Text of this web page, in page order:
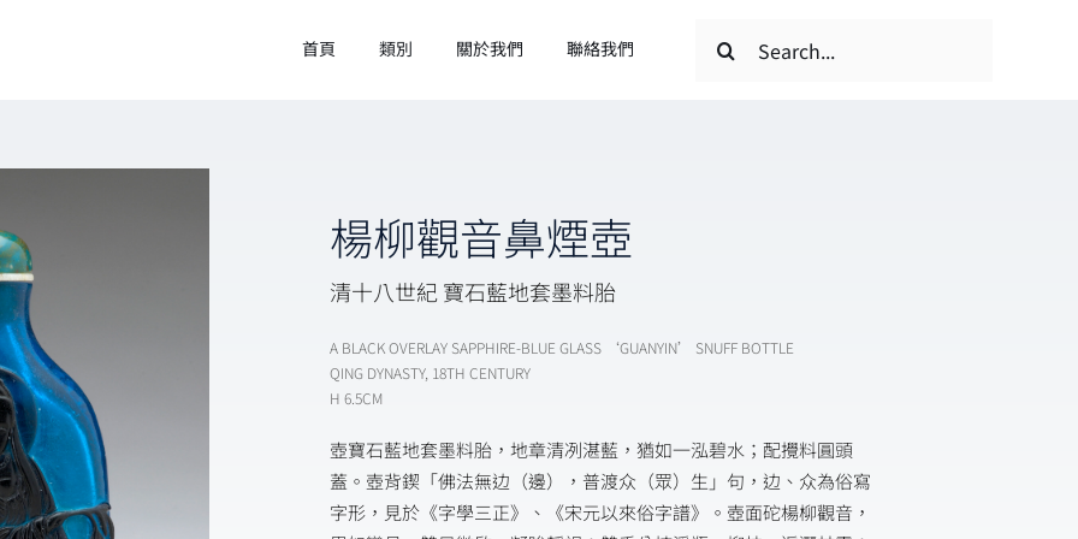
首頁 類別 關於我們 聯絡我們
楊柳觀音鼻煙壺
清十八世紀 寶石藍地套墨料胎
A BLACK OVERLAY SAPPHIRE-BLUE GLASS ‘GUANYIN’ SNUFF BOTTLE
QING DYNASTY, 18TH CENTURY
H 6.5CM
壺寶石藍地套墨料胎，地章清冽湛藍，猶如一泓碧水；配攪料圓頭
蓋。壺背鍥「佛法無边（邊），普渡众（眾）生」句，边、众為俗寫
字形，見於《字學三正》、《宋元以來俗字譜》。壺面砣楊柳觀音，